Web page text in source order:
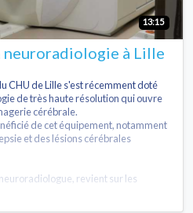
13:15
neuroradiologie à Lille
CHU de Lille s'est récemment doté
de très haute résolution qui ouvre
cérébrale.
de cet équipement, notamment
et des lésions cérébrales
revient sur les